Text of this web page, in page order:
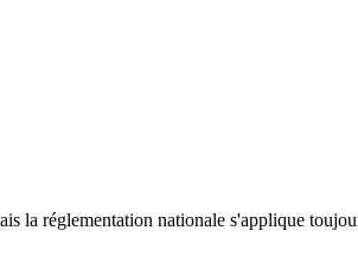
la réglementation nationale s'applique